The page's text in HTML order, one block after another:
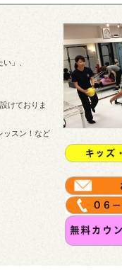
」、
けておりま
ッスン！など